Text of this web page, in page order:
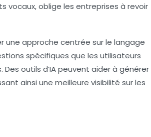
vocaux, oblige les entreprises à revoir
une approche centrée sur le langage
spécifiques que les utilisateurs
outils d’IA peuvent aider à générer
ainsi une meilleure visibilité sur les